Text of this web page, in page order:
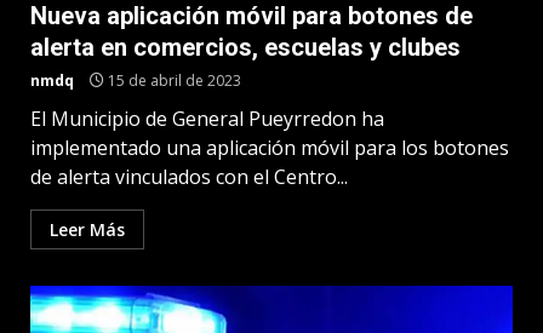
Nueva aplicación móvil para botones de
alerta en comercios, escuelas y clubes
nmdq 15 de abril de 2023
El Municipio de General Pueyrredon ha
implementado una aplicación móvil para los botones
de alerta vinculados con el Centro...
Leer Más